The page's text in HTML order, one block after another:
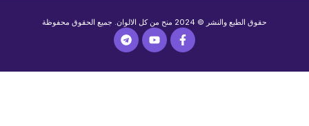
حقوق الطبع والنشر © 2024 منح من كل الالوان. جميع الحقوق محفوظة